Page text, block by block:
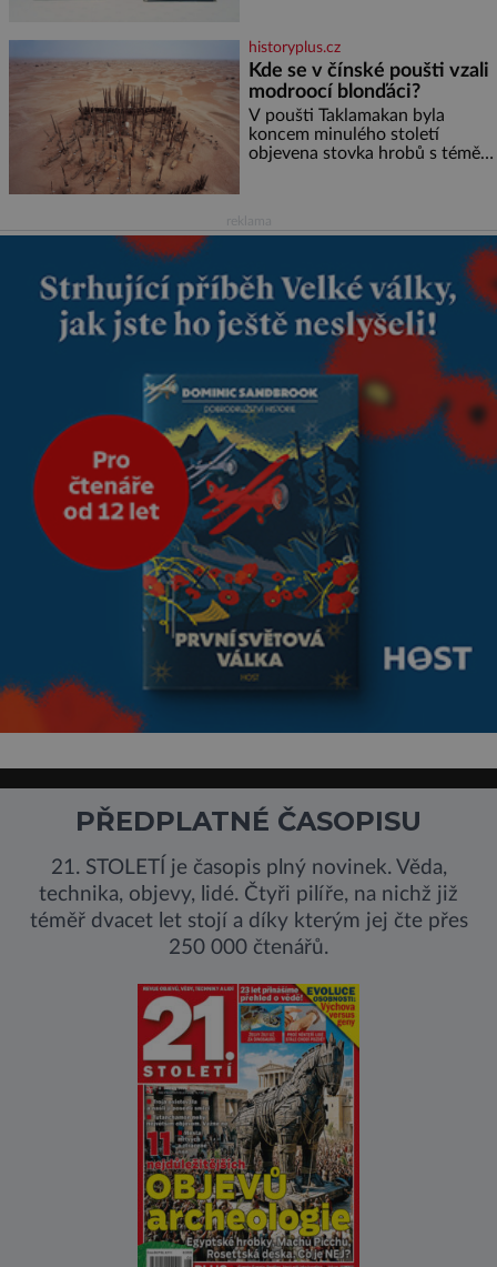
cestujícím devět dalších
destinací v jižní a střední Africe
a u
historyplus.cz
Kde se v čínské poušti vzali
modroocí blonďáci?
V poušti Taklamakan byla
koncem minulého století
objevena stovka hrobů s téměř
modrou filcovou čapkou, z níž
se draly blonďaté vlásky. Fakt,
že jsou těla dávných lidí
nesmírně dobře zachovalá,
přičítají odborníci zdejším
klimatickým podmínkám.
Sucho, prosolené písky a
extrémně
PŘEDPLATNÉ ČASOPISU
21. STOLETÍ je časopis plný novinek. Věda,
technika, objevy, lidé. Čtyři pilíře, na nichž již
téměř dvacet let stojí a díky kterým jej čte přes
250 000 čtenářů.